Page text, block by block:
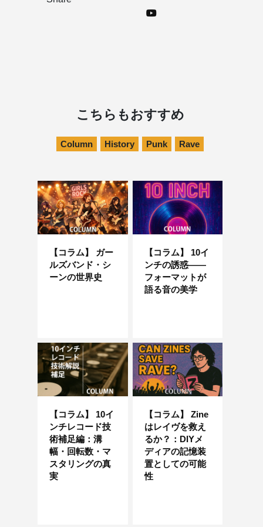
こちらもおすすめ
Column History Punk Rave
【コラム】 ガー
ルズバンド・シ
ーンの世界史
【コラム】 10イ
ンチの誘惑——
フォーマットが
語る音の美学
【コラム】 10イ
ンチレコード技
術補足編：溝
幅・回転数・マ
スタリングの真
実
【コラム】 Zine
はレイヴを救え
るか？：DIYメ
ディアの記憶装
置としての可能
性